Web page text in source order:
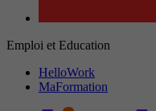
Emploi et Education
HelloWork
MaFormation